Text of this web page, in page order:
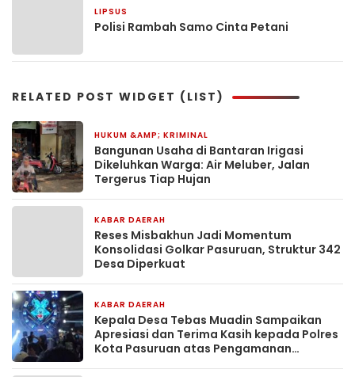
LIPSUS
Polisi Rambah Samo Cinta Petani
RELATED POST WIDGET (LIST)
HUKUM &AMP; KRIMINAL
Bangunan Usaha di Bantaran Irigasi
Dikeluhkan Warga: Air Meluber, Jalan
Tergerus Tiap Hujan
KABAR DAERAH
Reses Misbakhun Jadi Momentum
Konsolidasi Golkar Pasuruan, Struktur 342
Desa Diperkuat
KABAR DAERAH
Kepala Desa Tebas Muadin Sampaikan
Apresiasi dan Terima Kasih kepada Polres
Kota Pasuruan atas Pengamanan